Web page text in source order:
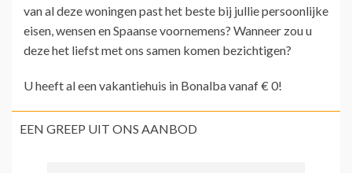
van al deze woningen past het beste bij jullie persoonlijke
eisen, wensen en Spaanse voornemens? Wanneer zou u
deze het liefst met ons samen komen bezichtigen?
U heeft al een vakantiehuis in Bonalba vanaf € 0!
EEN GREEP UIT ONS AANBOD